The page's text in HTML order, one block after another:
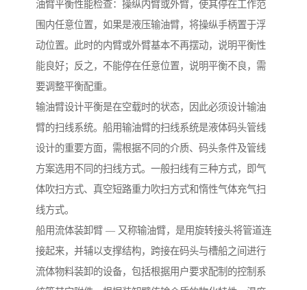
油臂平衡性能检查：操纵内臂或外臂，使其停在工作范
围内任意位置，如果是液压输油臂，将操纵手柄置于浮
动位置。此时的内臂或外臂基本不再摆动，说明平衡性
能良好；反之，不能停在任意位置，说明平衡不良，需
要调整平衡配重。
输油臂设计平衡是在空载时的状态，因此必须设计输油
臂的扫线系统。船用输油臂的扫线系统是液体码头管线
设计的重要方面，需根据不同的介质、码头条件及管线
方案选用不同的扫线方式。一般扫线有三种方式，即气
体吹扫方式、真空短路重力吹扫方式和惰性气体充气扫
线方式。
船用流体装卸臂 — 又称输油臂，是用旋转接头将管道连
接起来，并辅以支撑结构，跨接在码头与槽船之间进行
流体物料装卸的设备，包括根据用户要求配制的控制系